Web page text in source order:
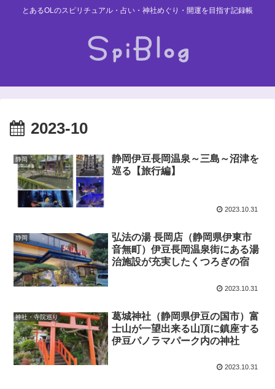
とあるOLのスピリチュアル・占い・神社めぐり・開運を目指す記録帳
2023-10
静岡
静岡伊豆長岡温泉～三島～沼津を
巡る【旅行編】
2023.10.31
静岡
弘法の湯 長岡店（静岡県伊東市
音無町）伊豆長岡温泉街にある湯
治施設が充実したくつろぎの宿
2023.10.31
神社・寺院巡り
葛城神社（静岡県伊豆の国市）富
士山が一望出来る山頂に鎮座する
伊豆パノラマパーク内の神社
2023.10.31